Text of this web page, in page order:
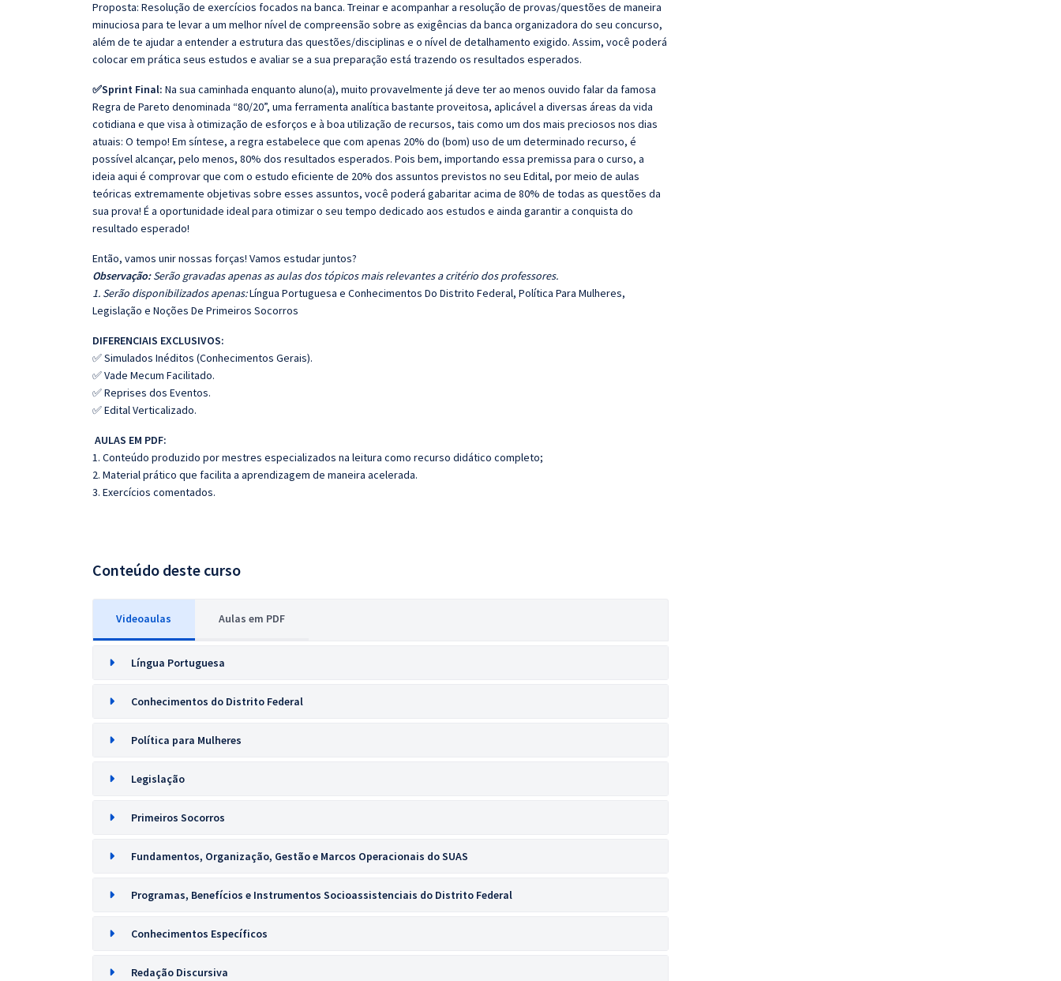
Proposta: Resolução de exercícios focados na banca. Treinar e acompanhar a resolução de provas/questões de maneira
minuciosa para te levar a um melhor nível de compreensão sobre as exigências da banca organizadora do seu concurso,
além de te ajudar a entender a estrutura das questões/disciplinas e o nível de detalhamento exigido. Assim, você poderá
colocar em prática seus estudos e avaliar se a sua preparação está trazendo os resultados esperados.
✅Sprint Final: Na sua caminhada enquanto aluno(a), muito provavelmente já deve ter ao menos ouvido falar da famosa
Regra de Pareto denominada “80/20”, uma ferramenta analítica bastante proveitosa, aplicável a diversas áreas da vida
cotidiana e que visa à otimização de esforços e à boa utilização de recursos, tais como um dos mais preciosos nos dias
atuais: O tempo! Em síntese, a regra estabelece que com apenas 20% do (bom) uso de um determinado recurso, é
possível alcançar, pelo menos, 80% dos resultados esperados. Pois bem, importando essa premissa para o curso, a
ideia aqui é comprovar que com o estudo eficiente de 20% dos assuntos previstos no seu Edital, por meio de aulas
teóricas extremamente objetivas sobre esses assuntos, você poderá gabaritar acima de 80% de todas as questões da
sua prova! É a oportunidade ideal para otimizar o seu tempo dedicado aos estudos e ainda garantir a conquista do
resultado esperado!
Então, vamos unir nossas forças! Vamos estudar juntos?
Observação:Serão gravadas apenas as aulas dos tópicos mais relevantes a critério dos professores.
1. Serão disponibilizados apenas:Língua Portuguesa e Conhecimentos Do Distrito Federal, Política Para Mulheres,
Legislação e Noções De Primeiros Socorros
DIFERENCIAIS EXCLUSIVOS:
✅ Simulados Inéditos (Conhecimentos Gerais).
✅ Vade Mecum Facilitado.
✅ Reprises dos Eventos.
✅ Edital Verticalizado.
AULAS EM PDF:
1. Conteúdo produzido por mestres especializados na leitura como recurso didático completo;
2. Material prático que facilita a aprendizagem de maneira acelerada.
3. Exercícios comentados.
Conteúdo deste curso
Videoaulas Aulas em PDF
Língua Portuguesa
Conhecimentos do Distrito Federal
Política para Mulheres
Legislação
Primeiros Socorros
Fundamentos, Organização, Gestão e Marcos Operacionais do SUAS
Programas, Benefícios e Instrumentos Socioassistenciais do Distrito Federal
Conhecimentos Específicos
Redação Discursiva